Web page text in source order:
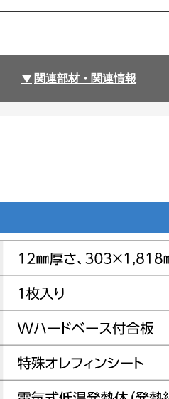
関連部材・関連情報